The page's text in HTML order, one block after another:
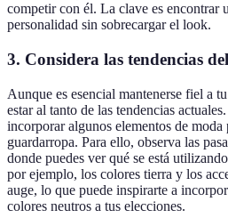
competir con él. La clave es encontrar
personalidad sin sobrecargar el look.
3. Considera las tendencias
Aunque es esencial mantenerse fiel a
estar al tanto de las tendencias
incorporar algunos elementos de moda
guardarropa. Para ello, observa las
donde puedes ver qué se está
por ejemplo, los colores tierra y los
auge, lo que puede inspirarte a
colores neutros a tus elecciones.